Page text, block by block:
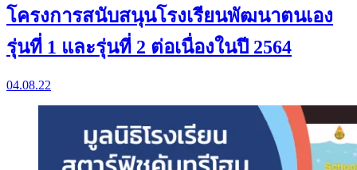
โครงการสนับสนุนโรงเรียนพัฒนาตนเอง
รุ่นที่ 1 และรุ่นที่ 2 ต่อเนื่องในปี 2564
04.08.22